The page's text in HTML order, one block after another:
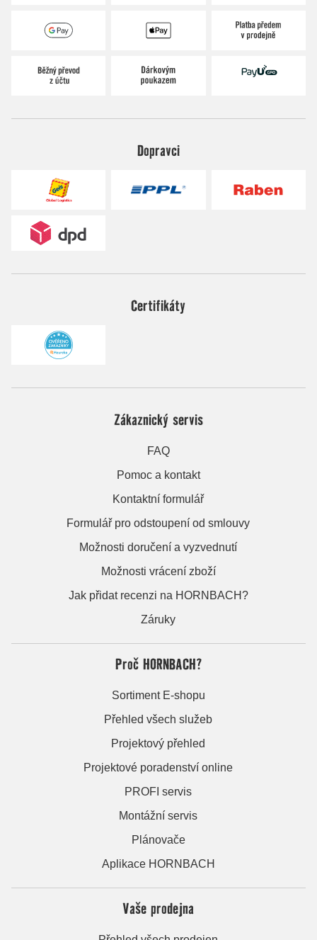
Dopravci
Certifikáty
Zákaznický servis
FAQ
Pomoc a kontakt
Kontaktní formulář
Formulář pro odstoupení od smlouvy
Možnosti doručení a vyzvednutí
Možnosti vrácení zboží
Jak přidat recenzi na HORNBACH?
Záruky
Proč HORNBACH?
Sortiment E-shopu
Přehled všech služeb
Projektový přehled
Projektové poradenství online
PROFI servis
Montážní servis
Plánovače
Aplikace HORNBACH
Vaše prodejna